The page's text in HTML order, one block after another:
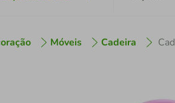
Móveis Cadeira
º cafeteira